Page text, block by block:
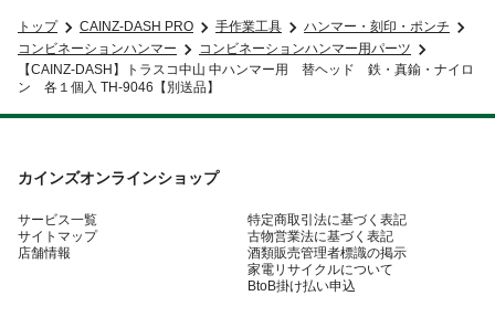
トップ CAINZ-DASH PRO 手作業工具
ハンマー・刻印・ポンチ
コンビネーションハンマー
コンビネーションハンマー用パーツ
【CAINZ-DASH】トラスコ中山 中ハンマー用 替ヘッド 鉄・真鍮・ナイロ
ン 各１個入 TH-9046【別送品】
カインズオンラインショップ
サービス一覧
サイトマップ
店舗情報
特定商取引法に基づく表記
古物営業法に基づく表記
酒類販売管理者標識の掲示
家電リサイクルについて
BtoB掛け払い申込